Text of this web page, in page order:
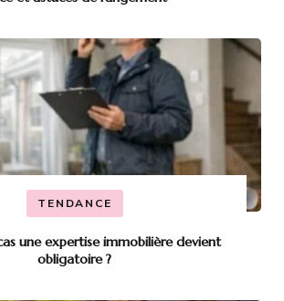
TENDANCE
une expertise immobilière devient
obligatoire ?